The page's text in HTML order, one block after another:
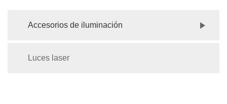
Accesorios de iluminación
Luces laser